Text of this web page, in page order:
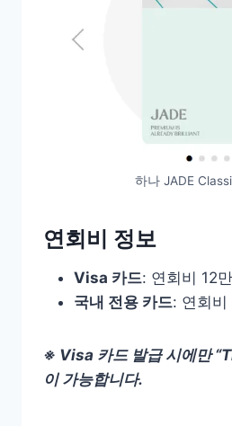
하나 JADE
연회비 정보
Visa 카드: 연회비 12
국내 전용 카드: 연회비
※ Visa 카드 발급 시에만
이 가능합니다.